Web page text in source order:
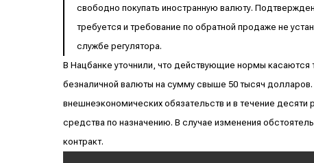
свободно покупать иностранную валюту.
требуется и требование по обратной продаже не
службе регулятора.
В Нацбанке уточнили, что действующие нормы
безналичной валюты на сумму свыше 50 тысяч
внешнеэкономических обязательств и в течение десяти
средства по назначению. В случае изменения
контракт.